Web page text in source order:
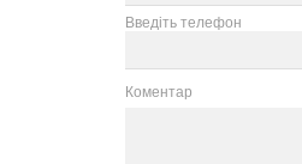
Введіть телефон
Коментар